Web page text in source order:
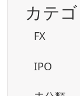
カテゴ
FX
IPO